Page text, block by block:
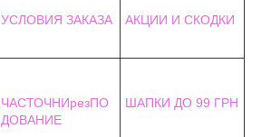
УСЛОВИЯ ЗАКАЗА АКЦИИ И СКОДКИ
ЧАСТОЧНИрезПО
ДОВАНИЕ
ШАПКИ ДО 99 ГРН